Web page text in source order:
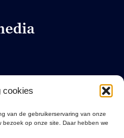
cookies
van de gebruikerservaring van onze
op onze site. Daar hebben we